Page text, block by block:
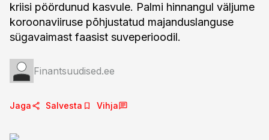
kriisi pöördunud kasvule. Palmi hinnangul väljume
koroonaviiruse põhjustatud majanduslanguse
sügavaimast faasist suveperioodil.
Finantsuudised.ee
Jaga Salvesta Vihja